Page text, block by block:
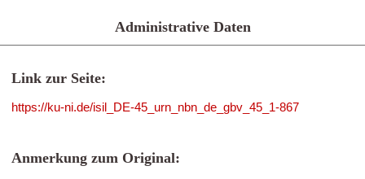
Administrative Daten
Link zur Seite:
https://ku-ni.de/isil_DE-45_urn_nbn_de_gbv_45_1-867
Anmerkung zum Original: